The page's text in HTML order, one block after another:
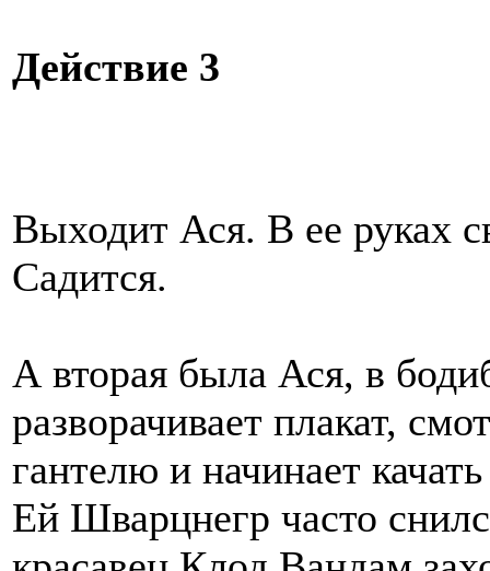
Действие 3
Выходит Ася. В ее руках
Садится.
А вторая была Ася, в
разворачивает плакат,
гантелю и начинает
Ей Шварцнегр часто